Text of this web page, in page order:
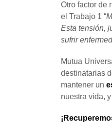
Otro factor de
el Trabajo 1 “
Esta tensión,
sufrir
Mutua
destinatarias
mantener un
nuestra vida,